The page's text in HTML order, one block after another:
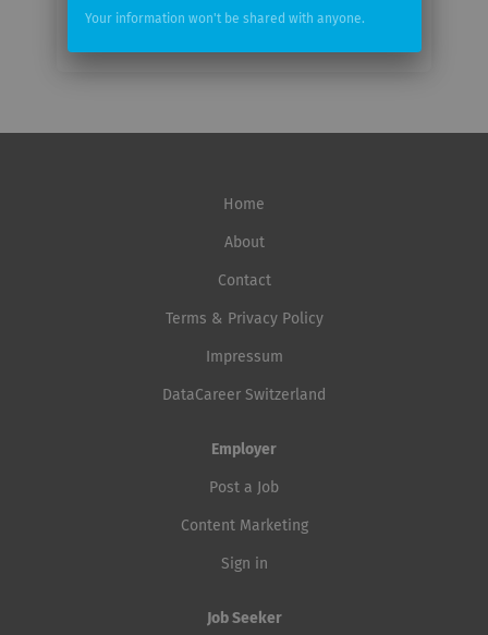
Home
About
Contact
Terms & Privacy Policy
Impressum
DataCareer Switzerland
Employer
Post a Job
Content Marketing
Sign in
Job Seeker
Your information won't be shared with anyone.